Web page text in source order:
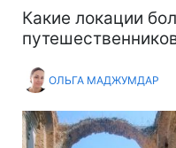
Какие локации
ОЛЬГА МАДЖУМДАР